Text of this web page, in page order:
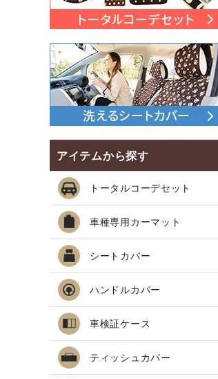
アイテムから探す
トータルコーデセット
車種専用カーマット
シートカバー
ハンドルカバー
車検証ケース
ティッシュカバー